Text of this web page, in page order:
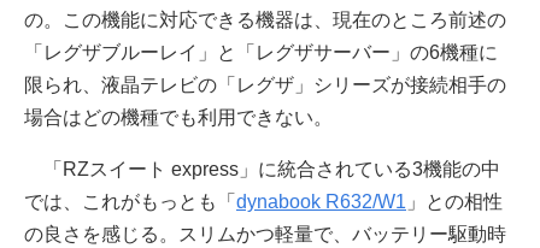
の。この機能に対応できる機器は、現在のところ前述の
「レグザブルーレイ」と「レグザサーバー」の6機種に
限られ、液晶テレビの「レグザ」シリーズが接続相手の
場合はどの機種でも利用できない。
「RZスイート express」に統合されている3機能の中
では、これがもっとも「 dynabook R632/W1 」との相性
の良さを感じる。スリムかつ軽量で、バッテリー駆動時